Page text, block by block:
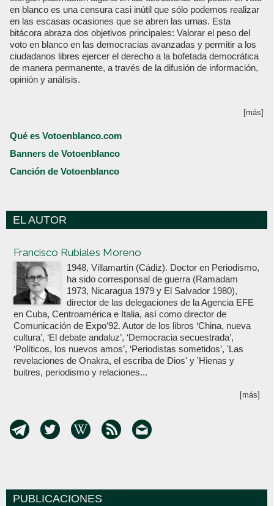
en blanco es una censura casi inútil que sólo podemos realizar
en las escasas ocasiones que se abren las urnas. Esta
bitácora abraza dos objetivos principales: Valorar el peso del
voto en blanco en las democracias avanzadas y permitir a los
ciudadanos libres ejercer el derecho a la bofetada democrática
de manera permanente, a través de la difusión de información,
opinión y análisis.
[más]
Qué es Votoenblanco.com
Banners de Votoenblanco
Canción de Votoenblanco
EL AUTOR
Francisco Rubiales Moreno
1948, Villamartín (Cádiz). Doctor en Periodismo,
ha sido corresponsal de guerra (Ramadam
1973, Nicaragua 1979 y El Salvador 1980),
director de las delegaciones de la Agencia EFE
en Cuba, Centroamérica e Italia, así como director de
Comunicación de Expo’92. Autor de los libros ‘China, nueva
cultura’, ‘El debate andaluz’, ‘Democracia secuestrada’,
‘Políticos, los nuevos amos’, ‘Periodistas sometidos’, 'Las
revelaciones de Onakra, el escriba de Dios' y 'Hienas y
buitres, periodismo y relaciones...
[más]
PUBLICACIONES